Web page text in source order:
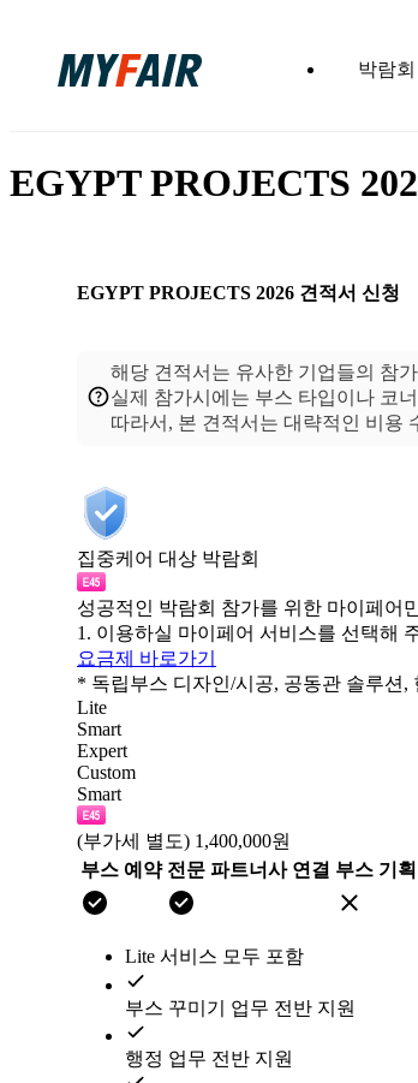
박람회
EGYPT PROJECTS
EGYPT PROJECTS 2026 견적서 신청
해당 견적서는 유사한 기업들의 참
실제 참가시에는 부스 타입이나 코
집중케어 대상 박람회
성공적인 박람회 참가를 위한 마이페어
1. 이용하실 마이페어 서비스를 선택해
요금제 바로가기
* 독립부스 디자인/시공, 공동관 솔루션
Lite
Smart
Expert
Custom
Smart
(부가세 별도) 1,400,000원
부스 예약 전문 파트너사 연결 부스 기획
Lite 서비스 모두 포함
부스 꾸미기 업무 전반 지원
행정 업무 전반 지원